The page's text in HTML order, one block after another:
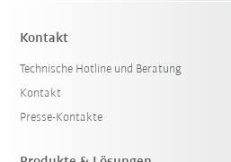
Kontakt
Technische Hotline und Beratung
Kontakt
Presse-Kontakte